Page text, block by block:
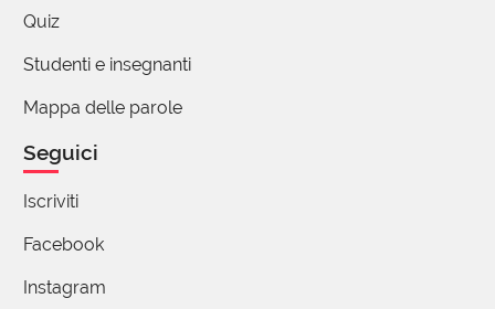
Quiz
Studenti e insegnanti
Mappa delle parole
Seguici
Iscriviti
Facebook
Instagram